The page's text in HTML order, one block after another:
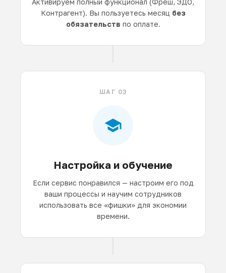
Контрагент). Вы пользуетесь месяц без
обязательств по оплате.
ШАГ 03
Настройка и обучение
Если сервис понравился — настроим его под
ваши процессы и научим сотрудников
использовать все «фишки» для экономии
времени.